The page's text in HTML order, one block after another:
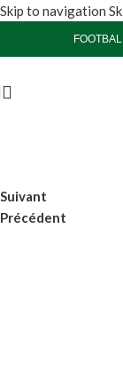
Skip to navigation
Suivant
Précédent